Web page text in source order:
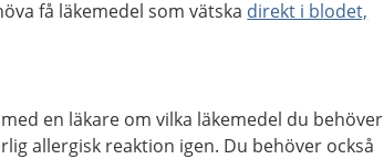
få läkemedel som vätska direkt i blodet,
en läkare om vilka läkemedel du behöver
allergisk reaktion igen. Du behöver också